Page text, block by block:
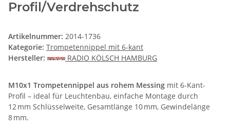
Profil/Verdrehschutz
Artikelnummer: 2014-1736
Kategorie: Trompetennippel mit 6-kant
Hersteller:
RADIO KÖLSCH HAMBURG
M10x1 Trompetennippel aus rohem Messing mit 6-Kant-
Profil – ideal für Leuchtenbau, einfache Montage durch
12 mm Schlüsselweite, Gesamtlänge 10 mm, Gewindelänge
8 mm.